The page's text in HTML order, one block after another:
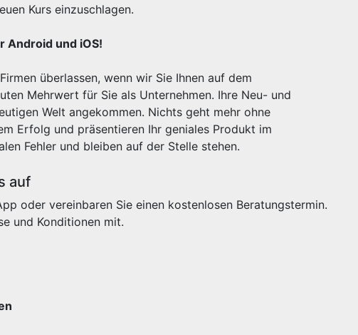
Kurs einzuschlagen.
Android und iOS!
überlassen, wenn wir Sie Ihnen auf dem
Mehrwert für Sie als Unternehmen. Ihre Neu- und
Welt angekommen. Nichts geht mehr ohne
Erfolg und präsentieren Ihr geniales Produkt im
Fehler und bleiben auf der Stelle stehen.
auf
oder vereinbaren Sie einen kostenlosen Beratungstermin.
und Konditionen mit.